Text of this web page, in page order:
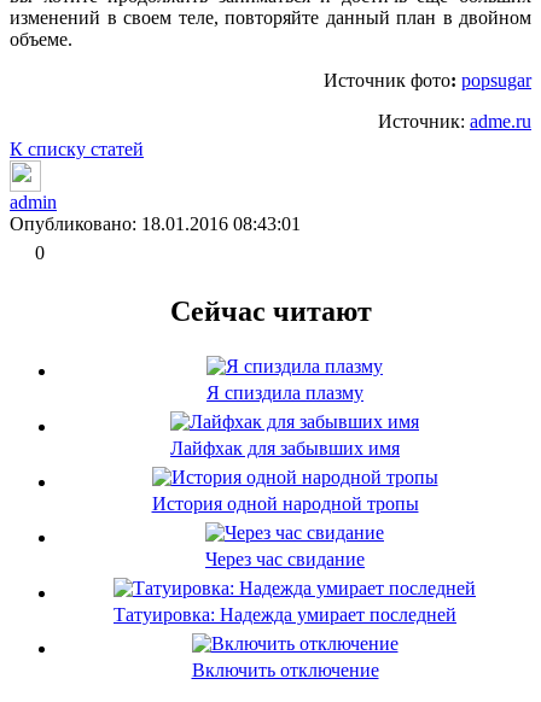
изменений в своем теле, повторяйте данный план в двойном
объеме.
Источник фото: popsugar
Источник: adme.ru
К списку статей
admin
Опубликовано: 18.01.2016 08:43:01
0
Сейчас читают
Я спиздила плазму
Лайфхак для забывших имя
История одной народной тропы
Через час свидание
Татуировка: Надежда умирает последней
Включить отключение